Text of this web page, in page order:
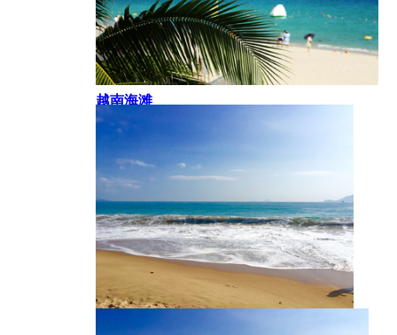
越南海滩